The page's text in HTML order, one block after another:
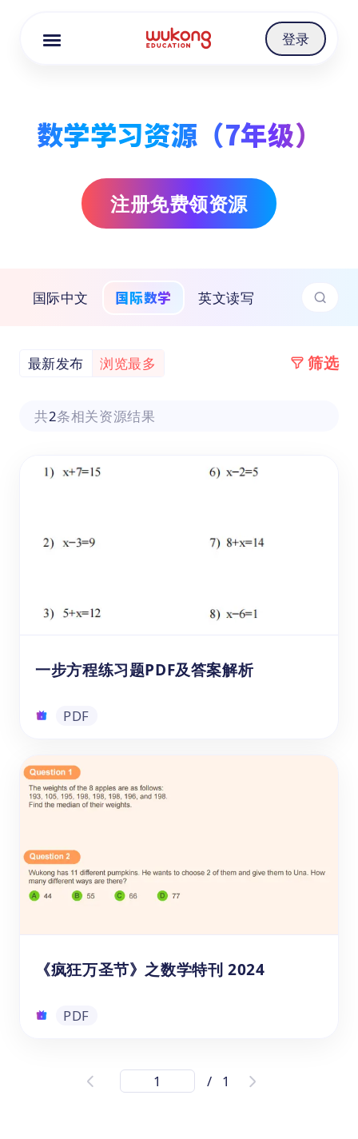
登录
数学学习资源（7年级）
注册免费领资源
国际中文 国际数学 英文读写
最新发布 浏览最多 筛选
共2条相关资源结果
一步方程练习题PDF及答案解析
PDF
一步方程练习题PDF及答案解析
这是一本免费的可打印练习册，专注于一步方
程的加法、减法、乘法和除法应用。通过解决
数操作找到未知数。快来下载这份PDF练习
题，帮助您的孩子更好地掌握一步方程吧！
PDF
《疯狂万圣节》之数学特刊 2024
PDF
《疯狂万圣节》之数学特刊 2024
《2024 疯狂万圣节数学特刊》是专为7至14
/ 1